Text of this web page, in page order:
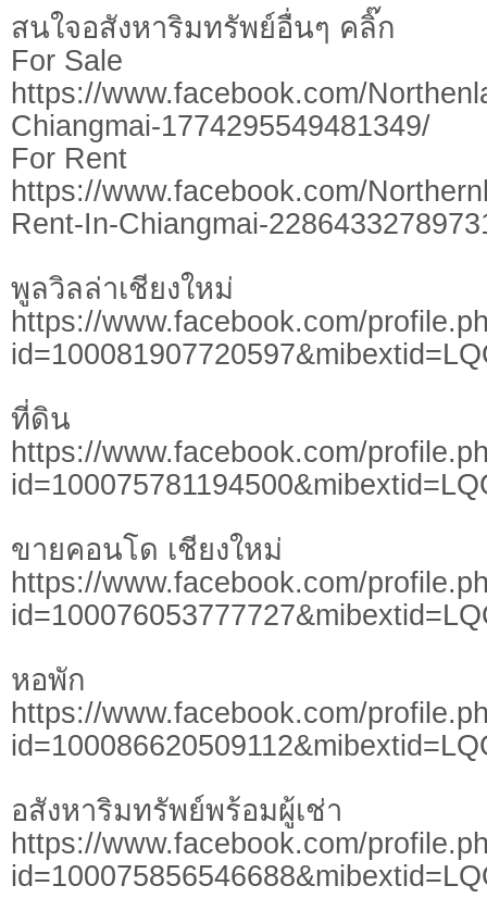
สนใจอสังหาริมทรัพย์อื่นๆ คลิ๊ก
For Sale
https://www.facebook.com/
Chiangmai-1774295549481349/
For Rent
https://www.facebook.com/
Rent-In-Chiangmai-
พูลวิลล่าเชียงใหม่
https://www.facebook.com/
ที่ดิน
https://www.facebook.com/
ขายคอนโด เชียงใหม่
https://www.facebook.com/
หอพัก
https://www.facebook.com/
อสังหาริมทรัพย์พร้อมผู้เช่า
https://www.facebook.com/